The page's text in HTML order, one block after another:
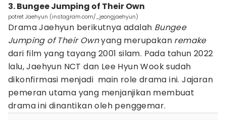
3. Bungee Jumping of Their Own
potret Jaehyun (instagram.com/_jeongjaehyun)
Drama Jaehyun berikutnya adalah Bungee
Jumping of Their Ownyang merupakan remake
dari film yang tayang 2001 silam. Pada tahun 2022
lalu, Jaehyun NCT dan Lee Hyun Wook sudah
dikonfirmasi menjadi main role drama ini. Jajaran
pemeran utama yang menjanjikan membuat
drama ini dinantikan oleh penggemar.